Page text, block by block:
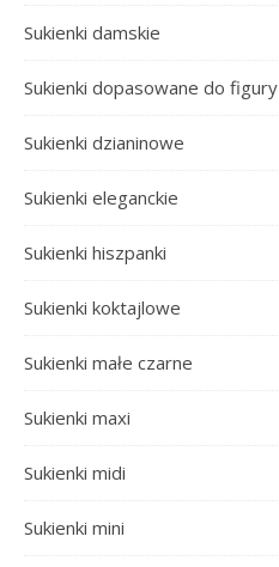
Sukienki damskie
Sukienki dopasowane do figury
Sukienki dzianinowe
Sukienki eleganckie
Sukienki hiszpanki
Sukienki koktajlowe
Sukienki małe czarne
Sukienki maxi
Sukienki midi
Sukienki mini